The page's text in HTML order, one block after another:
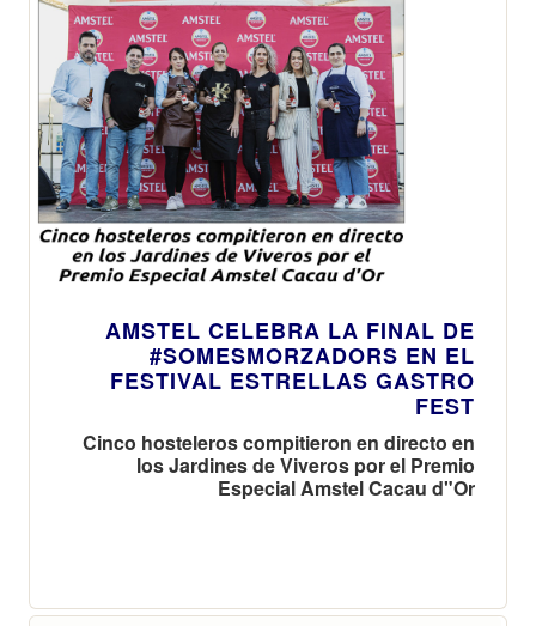
AMSTEL CELEBRA LA FINAL DE
#SOMESMORZADORS EN EL
FESTIVAL ESTRELLAS GASTRO
FEST
Cinco hosteleros compitieron en directo en
los Jardines de Viveros por el Premio
Especial Amstel Cacau d"Or